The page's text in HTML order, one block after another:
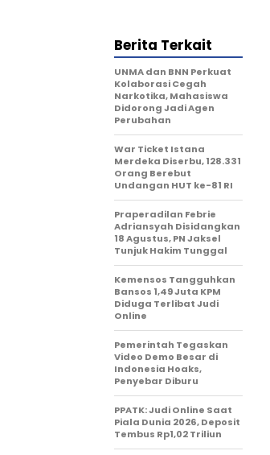
Berita Terkait
UNMA dan BNN Perkuat
Kolaborasi Cegah
Narkotika, Mahasiswa
Didorong Jadi Agen
Perubahan
War Ticket Istana
Merdeka Diserbu, 128.331
Orang Berebut
Undangan HUT ke-81 RI
Praperadilan Febrie
Adriansyah Disidangkan
18 Agustus, PN Jaksel
Tunjuk Hakim Tunggal
Kemensos Tangguhkan
Bansos 1,49 Juta KPM
Diduga Terlibat Judi
Online
Pemerintah Tegaskan
Video Demo Besar di
Indonesia Hoaks,
Penyebar Diburu
PPATK: Judi Online Saat
Piala Dunia 2026, Deposit
Tembus Rp1,02 Triliun